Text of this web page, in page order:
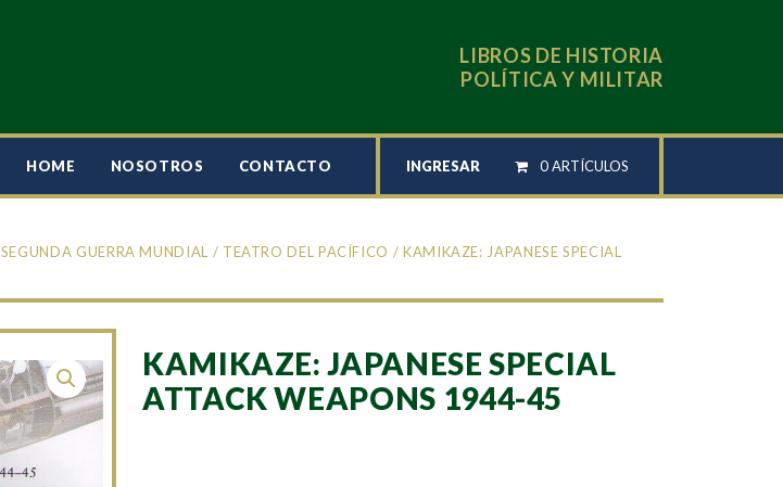
LIBROS DE HISTORIA
POLÍTICA Y MILITAR
HOME NOSOTROS CONTACTO INGRESAR 0 ARTÍCULOS
SEGUNDA GUERRA MUNDIAL / TEATRO DEL PACÍFICO / KAMIKAZE: JAPANESE SPECIAL
KAMIKAZE: JAPANESE SPECIAL
ATTACK WEAPONS 1944-45